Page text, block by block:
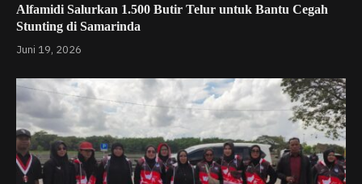
Alfamidi Salurkan 1.500 Butir Telur untuk Bantu Cegah
Stunting di Samarinda
Juni 19, 2026